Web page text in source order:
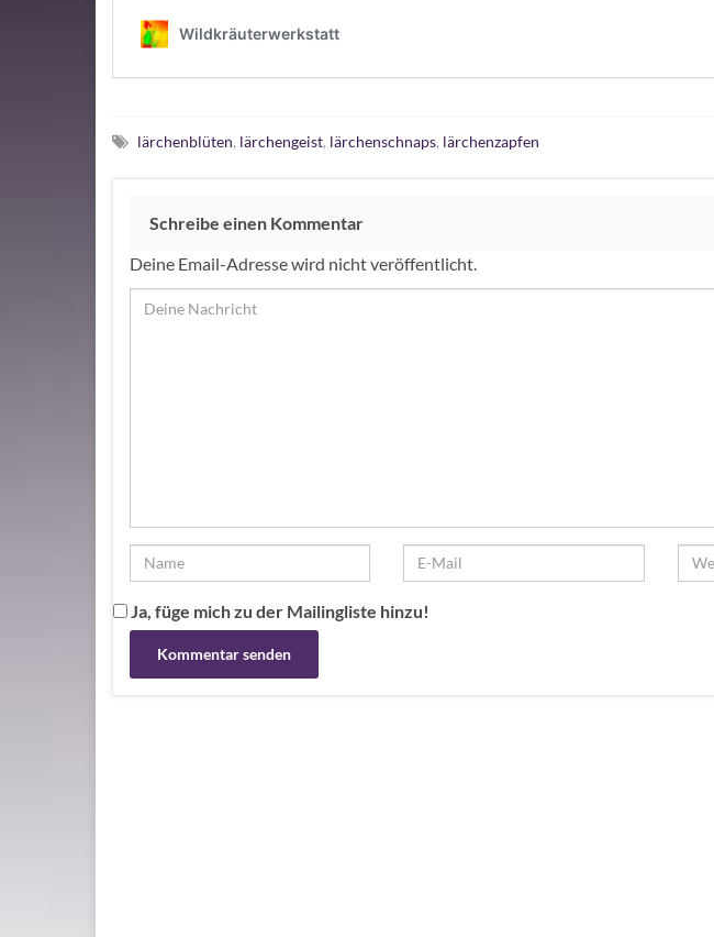
lärchenblüten, lärchengeist, lärchenschnaps, lärchenzapfen
Schreibe einen Kommentar
Deine Email-Adresse wird nicht veröffentlicht.
Ja, füge mich zu der Mailingliste hinzu!
Alternative: